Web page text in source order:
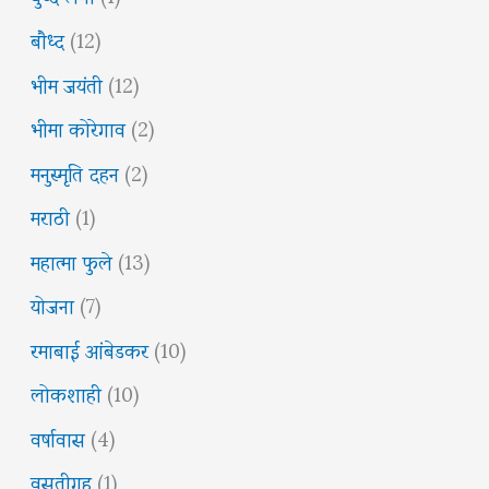
बौध्द(12)
भीम जयंती(12)
भीमा कोरेगाव(2)
मनुस्मृति दहन(2)
मराठी(1)
महात्मा फुले(13)
योजना(7)
रमाबाई आंबेडकर(10)
लोकशाही(10)
वर्षावास(4)